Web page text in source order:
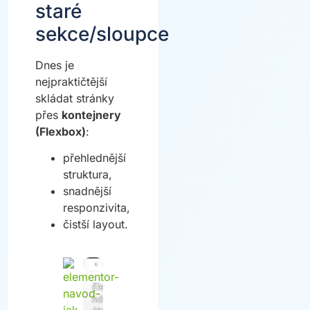
staré
sekce/sloupce
Dnes je
nejpraktičtější
skládat stránky
přes kontejnery
(Flexbox):
přehlednější
struktura,
snadnější
responzivita,
čistší layout.
Elementor
návod